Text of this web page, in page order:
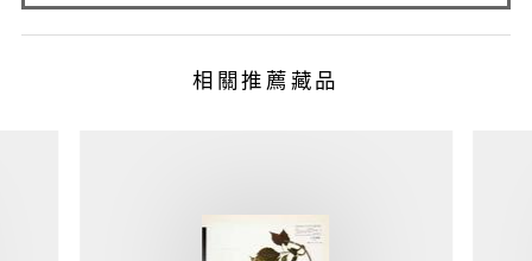
相關推薦藏品